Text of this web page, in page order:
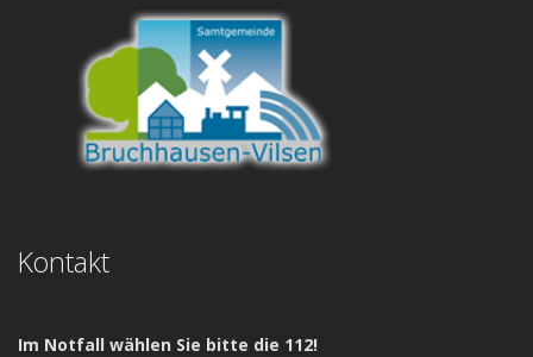
Kontakt
Im Notfall wählen Sie bitte die 112!